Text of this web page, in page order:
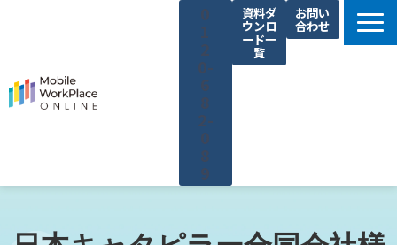
0
1
2
0-
6
8
2-
0
8
9
資料ダ
ウンロ
ード一
覧
お問い
合わせ
解決できる課題